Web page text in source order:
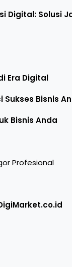
Solusi
Era Digital
Bisnis
Bisnis Anda
Profesional